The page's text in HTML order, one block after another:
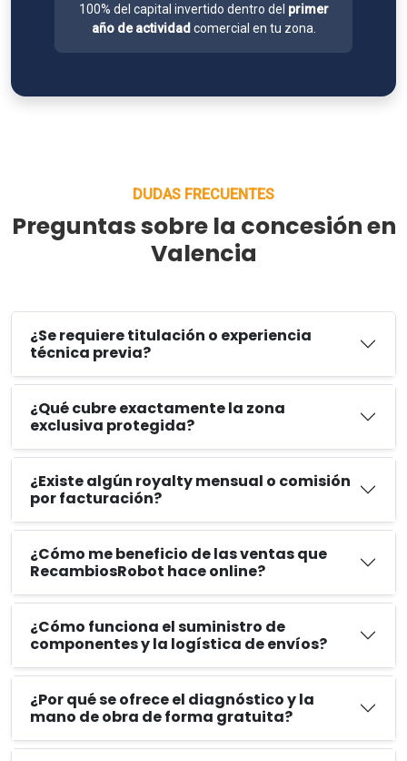
100% del capital invertido dentro del primer
año de actividad comercial en tu zona.
DUDAS FRECUENTES
Preguntas sobre la concesión en
Valencia
¿Se requiere titulación o experiencia
técnica previa?
¿Qué cubre exactamente la zona
exclusiva protegida?
¿Existe algún royalty mensual o comisión
por facturación?
¿Cómo me beneficio de las ventas que
RecambiosRobot hace online?
¿Cómo funciona el suministro de
componentes y la logística de envíos?
¿Por qué se ofrece el diagnóstico y la
mano de obra de forma gratuita?